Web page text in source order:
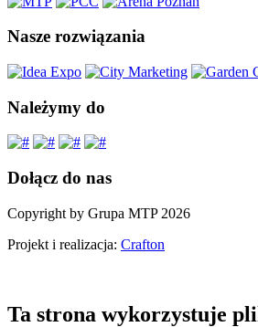
Nasze rozwiązania
Należymy do
Dołącz do nas
Copyright by Grupa MTP 2026
Projekt i realizacja: Crafton
Ta strona wykorzystuje